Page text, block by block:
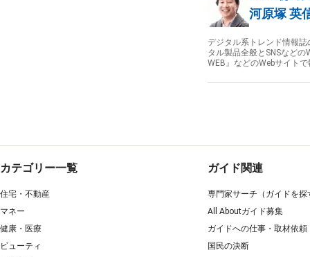
河原塚 英
デジタル系トレンド情報
タル製品全般とSNSなど
WEB』などのWebサイト
カテゴリー一覧
住宅・不動産
マネー
健康・医療
ビューティ
ガイド関連
専門家サーチ（ガイドを探
All Aboutガイド募集
ガイドへの仕事・取材依頼
国民の決断